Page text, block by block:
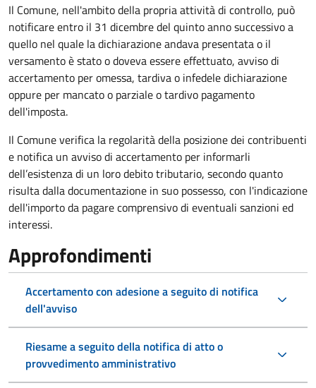
Il Comune, nell'ambito della propria attività di controllo, può
notificare entro il 31 dicembre del quinto annosuccessivo a
quello nel quale la dichiarazione andava presentata o il
versamento è stato o doveva essere effettuato, avviso di
accertamento per omessa, tardiva o infedele dichiarazione
oppure per mancato o parziale o tardivo pagamento
dell'imposta.
Il Comune verifica la regolarità della posizione dei contribuenti
e notifica un avviso di accertamento per informarli
dell’esistenza di un loro debito tributario, secondo quanto
risulta dalla documentazione in suo possesso, con l'indicazione
dell'importo da pagare comprensivo di eventuali sanzioni ed
interessi.
Approfondimenti
Accertamento con adesione a seguito di notifica
dell'avviso
Riesame a seguito della notifica di atto o
provvedimento amministrativo